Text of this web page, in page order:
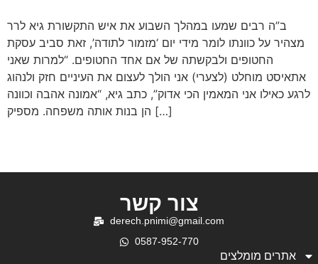
ב”ה רבים שמעו במהלך השבוע את איש התקשורת גיא לרר
מצהיר על כוונתו לומר מידי יום ‘מזמור לתודה’, זאת סביב עסקת
החטופים ולבקשתה של אם אחד החטופים. “למרות שאני
אתאיסט מוחלט (לצערי) אני הולך לעצום את העיניים חזק ולנהוג
לרגע כאילו אני המאמין הכי אדוק”, כתב גיא, “אמונה אהבה וכוונה
הן בנות אותה משפחה. מספיק […]
אתרים מומלצים
צור קשר
derech.pnimi@gmail.com
0587-952-770